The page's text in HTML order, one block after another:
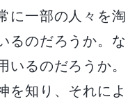
に一部の人々を淘
るのだろうか。な
るのだろうか。
を知り、それによ